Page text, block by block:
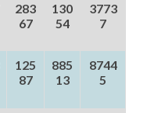
283
67
130
54
3773
7
125
87
885
13
8744
5